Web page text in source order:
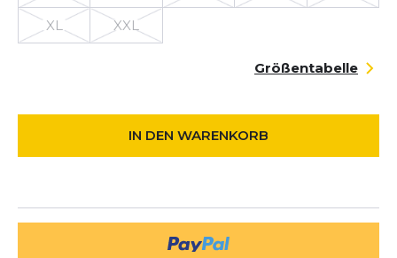
XL XXL
Größentabelle
IN DEN WARENKORB